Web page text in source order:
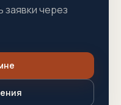
заявки через